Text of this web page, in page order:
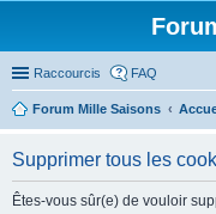
Raccourcis FAQ
Forum Mille Saisons
Supprimer tous les
Êtes-vous sûr(e) de vouloir